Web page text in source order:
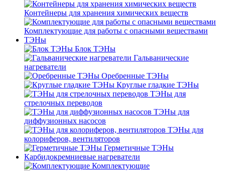
Контейнеры для хранения химических веществ
Комплектующие для работы с опасными веществами
ТЭНы
Блок ТЭНы
Гальванические
нагреватели
Оребренные ТЭНы
Круглые гладкие ТЭНы
ТЭНы для
стрелочных переводов
ТЭНы для
диффузионных насосов
ТЭНы для
колориферов, вентиляторов
Герметичные ТЭНы
Карбидокремниевые нагреватели
Комплектующие